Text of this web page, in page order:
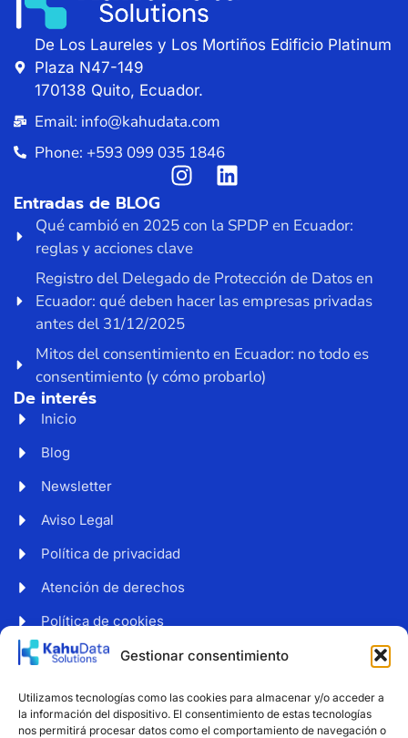
Gestionar consentimiento
Utilizamos tecnologías como las cookies para almacenar y/o acceder a
la información del dispositivo. El consentimiento de estas tecnologías
nos permitirá procesar datos como el comportamiento de navegación o
De Los Laureles y Los Mortiños Edificio Platinum
Plaza N47-149
170138 Quito, Ecuador.
Email: info@kahudata.com
Phone: +593 099 035 1846
Entradas de BLOG
Qué cambió en 2025 con la SPDP en Ecuador:
reglas y acciones clave
Registro del Delegado de Protección de Datos en
Ecuador: qué deben hacer las empresas privadas
antes del 31/12/2025
Mitos del consentimiento en Ecuador: no todo es
consentimiento (y cómo probarlo)
De interés
Inicio
Blog
Newsletter
Aviso Legal
Política de privacidad
Atención de derechos
Política de cookies
Web accesible
Suscríbete a nuestro boletín para recibir noticias y
consejos sobre protección de datos.